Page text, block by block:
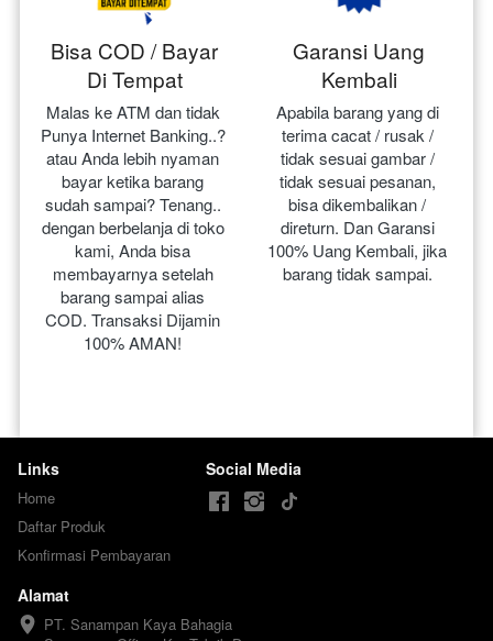
Bisa COD / Bayar
Di Tempat
Malas ke ATM dan tidak
Punya Internet Banking..?
atau Anda lebih nyaman
bayar ketika barang
sudah sampai? Tenang..
dengan berbelanja di toko
kami, Anda bisa
membayarnya setelah
barang sampai alias
COD. Transaksi Dijamin
100% AMAN!
Garansi Uang
Kembali
Apabila barang yang di
terima cacat / rusak /
tidak sesuai gambar /
tidak sesuai pesanan,
bisa dikembalikan /
direturn. Dan Garansi
100% Uang Kembali, jika
barang tidak sampai.
Links
Home
Daftar Produk
Konfirmasi Pembayaran
Social Media
Alamat
PT. Sanampan Kaya Bahagia